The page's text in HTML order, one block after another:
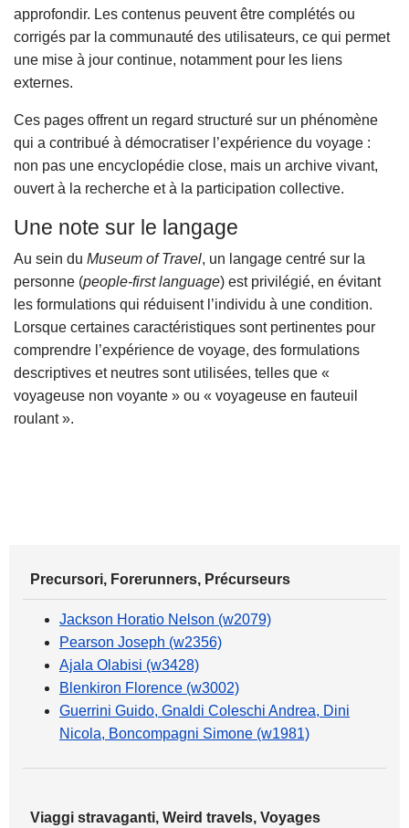
approfondir. Les contenus peuvent être complétés ou
corrigés par la communauté des utilisateurs, ce qui permet
une mise à jour continue, notamment pour les liens
externes.
Ces pages offrent un regard structuré sur un phénomène
qui a contribué à démocratiser l’expérience du voyage :
non pas une encyclopédie close, mais un archive vivant,
ouvert à la recherche et à la participation collective.
Une note sur le langage
Au sein du Museum of Travel, un langage centré sur la
personne (people-first language) est privilégié, en évitant
les formulations qui réduisent l’individu à une condition.
Lorsque certaines caractéristiques sont pertinentes pour
comprendre l’expérience de voyage, des formulations
descriptives et neutres sont utilisées, telles que «
voyageuse non voyante » ou « voyageuse en fauteuil
roulant ».
Precursori, Forerunners, Précurseurs
Jackson Horatio Nelson (w2079)
Pearson Joseph (w2356)
Ajala Olabisi (w3428)
Blenkiron Florence (w3002)
Guerrini Guido, Gnaldi Coleschi Andrea, Dini
Nicola, Boncompagni Simone (w1981)
Viaggi stravaganti, Weird travels, Voyages